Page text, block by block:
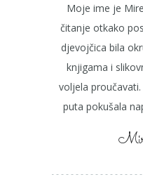
Moje ime je
čitanje otkako
djevojčica bila
knjigama i
voljela
puta pokušala